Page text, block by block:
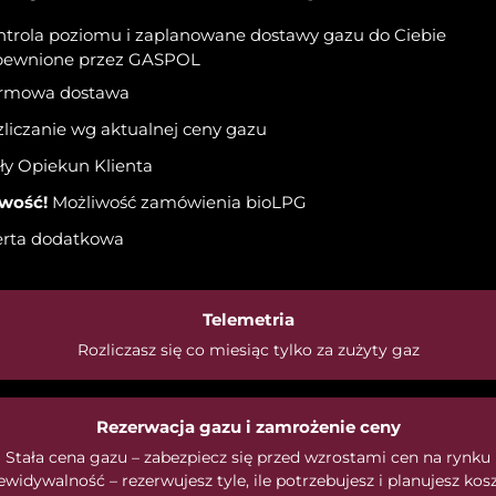
poziomu i zaplanowane dostawy gazu do Ciebie
przez GASPOL
dostawa
wg aktualnej ceny gazu
Opiekun Klienta
Możliwość zamówienia bioLPG
dodatkowa
Telemetria
Rozliczasz się co miesiąc tylko za zużyty gaz
Rezerwacja gazu i zamrożenie ceny
Stała cena gazu – zabezpiecz się przed wzrostami cen na rynku
– rezerwujesz tyle, ile potrzebujesz i planujesz